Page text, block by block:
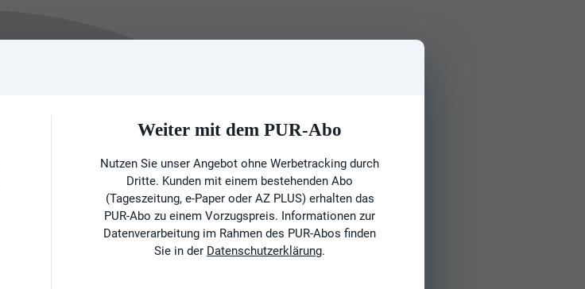
Weiter mit dem PUR-Abo
Nutzen Sie unser Angebot ohne Werbetracking durch
Dritte. Kunden mit einem bestehenden Abo
(Tageszeitung, e-Paper oder AZ PLUS) erhalten das
PUR-Abo zu einem Vorzugspreis. Informationen zur
Datenverarbeitung im Rahmen des PUR-Abos finden
Sie in der Datenschutzerklärung.